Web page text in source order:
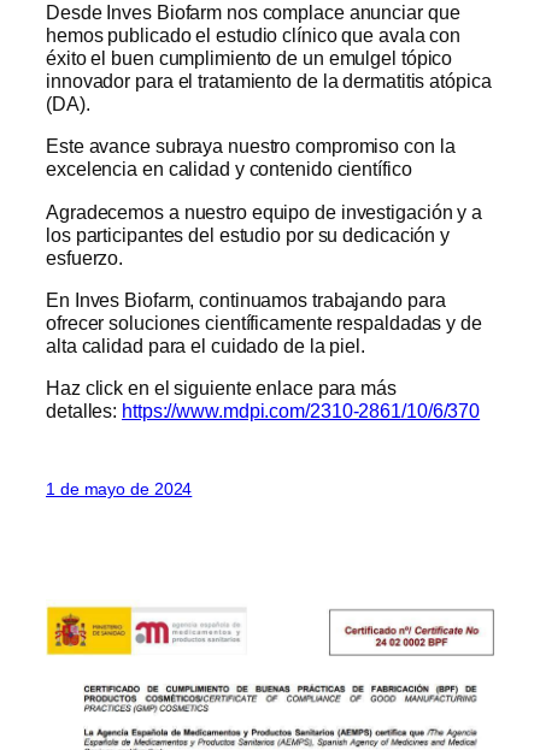
Desde Inves Biofarm nos complace anunciar que
hemos publicado el estudio clínico que avala con
éxito el buen cumplimiento de un emulgel tópico
innovador para el tratamiento de la dermatitis atópica
(DA).
Este avance subraya nuestro compromiso con la
excelencia en calidad y contenido científico
Agradecemos a nuestro equipo de investigación y a
los participantes del estudio por su dedicación y
esfuerzo.
En Inves Biofarm, continuamos trabajando para
ofrecer soluciones científicamente respaldadas y de
alta calidad para el cuidado de la piel.
Haz click en el siguiente enlace para más
detalles: https://www.mdpi.com/2310-2861/10/6/370
1 de mayo de 2024